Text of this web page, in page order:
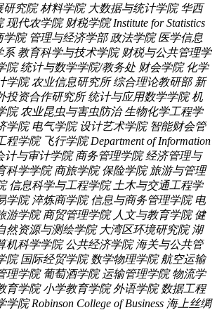
研究院 材料学院 大数据与统计学院 华西
现代农学院 财税学院 Institute for Statistics
学院 管理与经济学部 政法学院 医学信息
系 教育科学与技术学院 财税与公共管理学
院 统计与数学学院/教务处 财会学院 化学
学院 农业信息研究所 综合理论教研部 新
投资合作研究所 统计与应用数学学院 机
院 农业昆虫与害虫防治 生物化学工程学
学院 电气学院 设计艺术学院 智能财会管
程学院 飞行学院 Department of Information
计与审计学院 商务管理学院 经济管理与
科学学院 商旅学院 保险学院 旅游与管理
信息科学与工程学院 土木与交通工程学
学院 淬炼商学院 信息与商务管理学院 电
游学院 商贸管理学院 人文与教育学院 健
然资源与测绘学院 大湾区环境研究院 湖
机科学学院 公共经济学院 海关与公共管
院 国际经贸学院 数学物理学院 航空运输
理学院 葡萄酒学院 运输管理学院 物流学
育学院 小学教育学院 外语学院 数据工程
学院 Robinson College of Business 海上丝绸